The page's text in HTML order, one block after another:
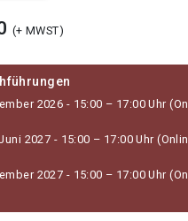
(+ MWST)
2026 - 15:00 – 17:00 Uhr
2027 - 15:00 – 17:00 Uhr
2027 - 15:00 – 17:00 Uhr